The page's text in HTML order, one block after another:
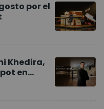
por el
Khedira,
en